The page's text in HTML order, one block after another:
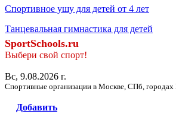
Спортивное ушу для детей от 4 лет
Танцевальная гимнастика для детей
SportSchools.ru
Выбери свой спорт!
Вс, 9.08.2026 г.
Спортивные организации в Москве, СПб, городах
Добавить